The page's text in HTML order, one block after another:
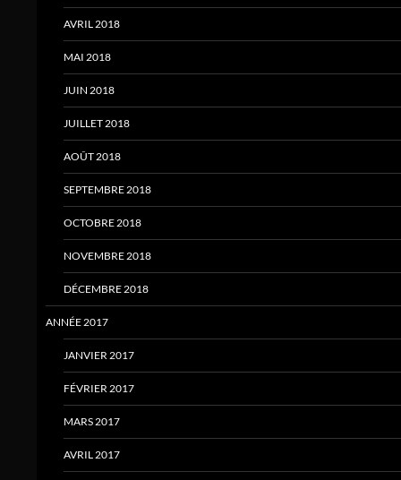
AVRIL 2018
MAI 2018
JUIN 2018
JUILLET 2018
AOÛT 2018
SEPTEMBRE 2018
OCTOBRE 2018
NOVEMBRE 2018
DÉCEMBRE 2018
ANNÉE 2017
JANVIER 2017
FÉVRIER 2017
MARS 2017
AVRIL 2017